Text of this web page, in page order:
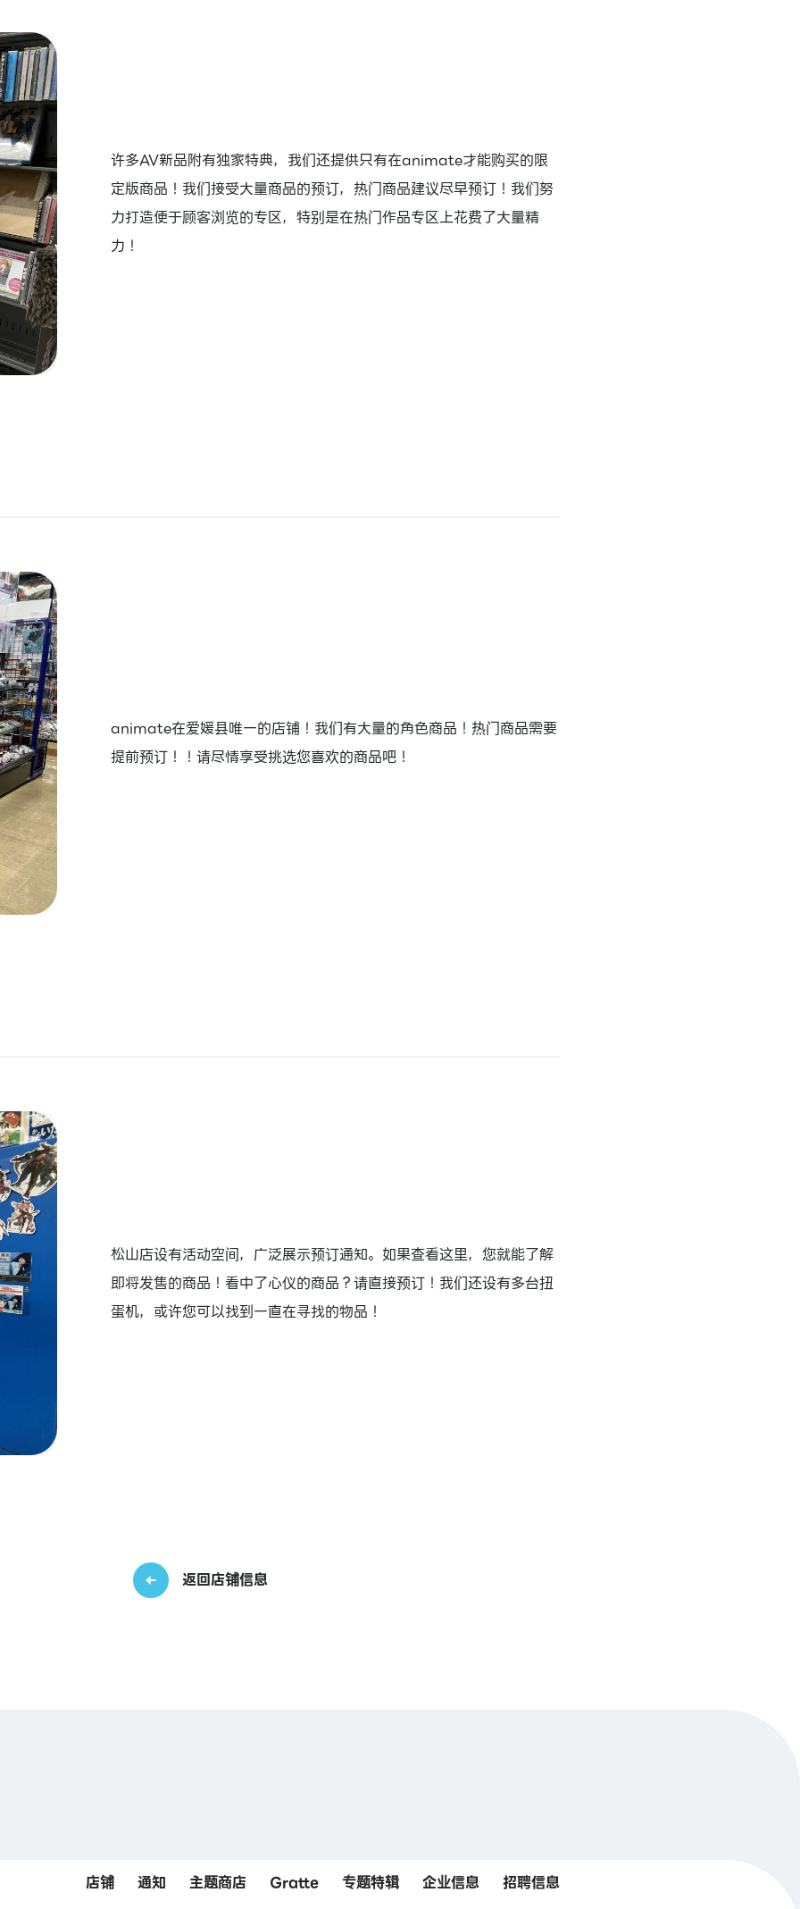
许多AV新品附有独家特典，我们还提供只有在animate才能购买的限
定版商品！我们接受大量商品的预订，热门商品建议尽早预订！我们努
力打造便于顾客浏览的专区，特别是在热门作品专区上花费了大量精
力！
animate在爱媛县唯一的店铺！我们有大量的角色商品！热门商品需要
提前预订！！请尽情享受挑选您喜欢的商品吧！
松山店设有活动空间，广泛展示预订通知。如果查看这里，您就能了解
即将发售的商品！看中了心仪的商品？请直接预订！我们还设有多台扭
蛋机，或许您可以找到一直在寻找的物品！
返回店铺信息
店铺 通知 主题商店 Gratte 专题特辑 企业信息 招聘信息